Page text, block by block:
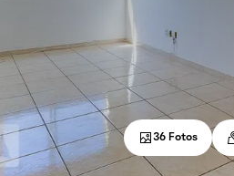
36 Fotos